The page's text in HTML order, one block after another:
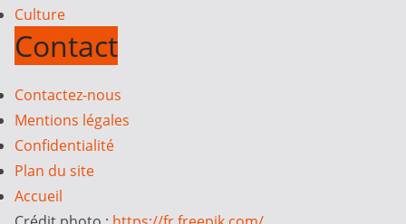
Culture
Contact
Contactez-nous
Mentions légales
Confidentialité
Plan du site
Accueil